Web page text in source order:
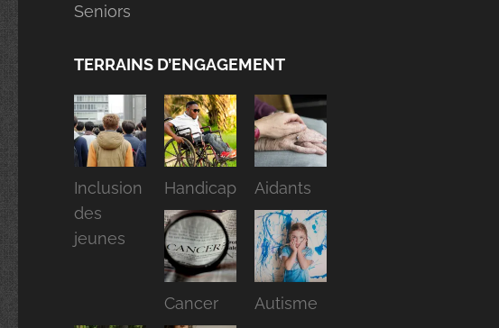
Seniors
TERRAINS D’ENGAGEMENT
Inclusion
des
jeunes
Handicap Aidants
Cancer Autisme